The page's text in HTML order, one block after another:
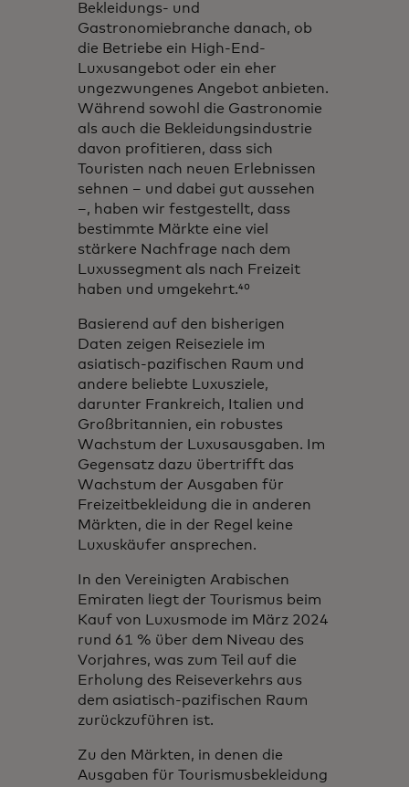
Bekleidungs- und
Gastronomiebranche danach, ob
die Betriebe ein High-End-
Luxusangebot oder ein eher
ungezwungenes Angebot anbieten.
Während sowohl die Gastronomie
als auch die Bekleidungsindustrie
davon profitieren, dass sich
Touristen nach neuen Erlebnissen
sehnen – und dabei gut aussehen
–, haben wir festgestellt, dass
bestimmte Märkte eine viel
stärkere Nachfrage nach dem
Luxussegment als nach Freizeit
haben und umgekehrt.⁴⁰
Basierend auf den bisherigen
Daten zeigen Reiseziele im
asiatisch-pazifischen Raum und
andere beliebte Luxusziele,
darunter Frankreich, Italien und
Großbritannien, ein robustes
Wachstum der Luxusausgaben. Im
Gegensatz dazu übertrifft das
Wachstum der Ausgaben für
Freizeitbekleidung die in anderen
Märkten, die in der Regel keine
Luxuskäufer ansprechen.
In den Vereinigten Arabischen
Emiraten liegt der Tourismus beim
Kauf von Luxusmode im März 2024
rund 61 % über dem Niveau des
Vorjahres, was zum Teil auf die
Erholung des Reiseverkehrs aus
dem asiatisch-pazifischen Raum
zurückzuführen ist.
Zu den Märkten, in denen die
Ausgaben für Tourismusbekleidung